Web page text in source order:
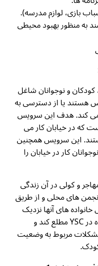
بازی، لوازم مدرسه).
به منظور بهبود محیطی
و نوجوانان شاغل
هستند یا از دسترسی به
کند. هدف این سرویس
که در خیابان کار می
این سرویس همچنین
کار در خیابان را
و کولی در آن زندگی
های محلی و از طریق
های آنها نزدیک
می شود تا آنها را از خدمات ارائه شده در YSC مطلع کند و
مربوط به وضعیت